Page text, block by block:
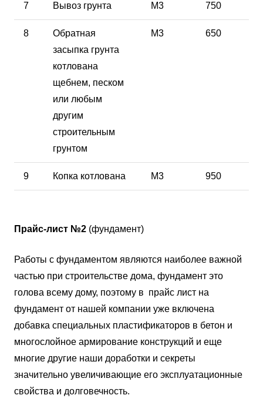
7 Вывоз грунта М3 750
8
Обратная
засыпка грунта
котлована
щебнем, песком
или любым
другим
строительным
грунтом
М3 650
9 Копка котлована М3 950
Прайс-лист №2 (фундамент)
Работы с фундаментом являются наиболее важной
частью при строительстве дома, фундамент это
голова всему дому, поэтому в прайс лист на
фундамент от нашей компании уже включена
добавка специальных пластификаторов в бетон и
многослойное армирование конструкций и еще
многие другие наши доработки и секреты
значительно увеличивающие его эксплуатационные
свойства и долговечность.